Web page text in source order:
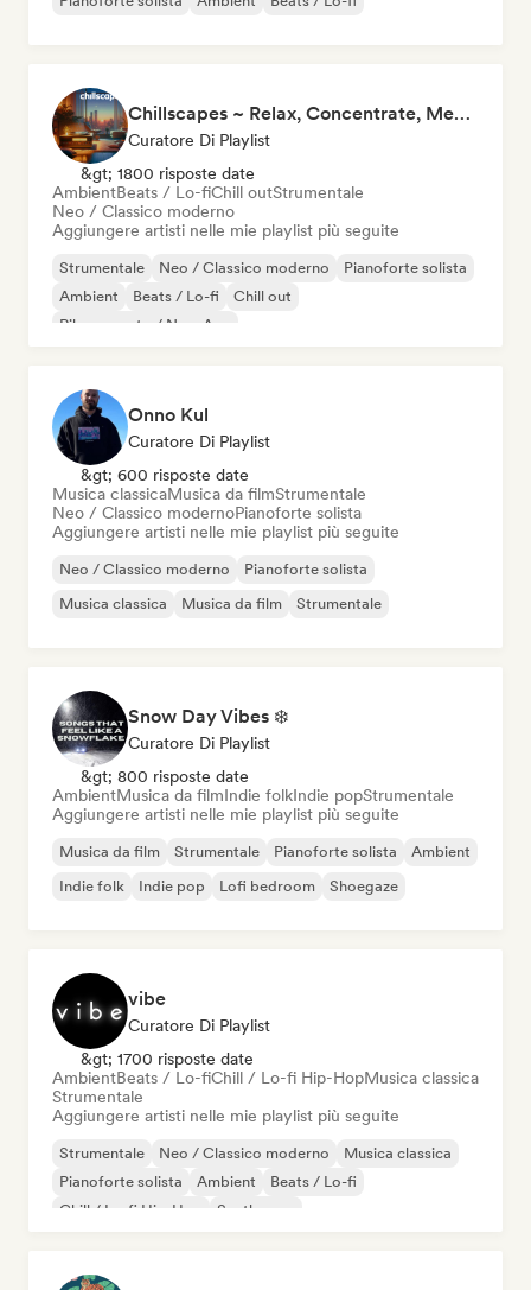
Chillscapes ~ Relax, Concentrate, Meditate, Sleep, Dream
Curatore Di Playlist
&gt; 1800 risposte date
AmbientBeats / Lo-fiChill outStrumentale
Neo / Classico moderno
Aggiungere artisti nelle mie playlist più seguite
Strumentale Neo / Classico moderno
Pianoforte solista
Ambient
Beats / Lo-fi
Chill out
Rilassamento / New Age
Onno Kul
Curatore Di Playlist
&gt; 600 risposte date
Musica classicaMusica da filmStrumentale
Neo / Classico modernoPianoforte solista
Aggiungere artisti nelle mie playlist più seguite
Neo / Classico moderno
Pianoforte solista
Musica classica
Musica da film Strumentale
Snow Day Vibes ❄️
Curatore Di Playlist
&gt; 800 risposte date
AmbientMusica da filmIndie folkIndie popStrumentale
Aggiungere artisti nelle mie playlist più seguite
Musica da film Strumentale Pianoforte solista
Ambient
Indie folk
Indie pop Lofi bedroom Shoegaze
vibe
Curatore Di Playlist
&gt; 1700 risposte date
AmbientBeats / Lo-fiChill / Lo-fi Hip-HopMusica classica
Strumentale
Aggiungere artisti nelle mie playlist più seguite
Strumentale Neo / Classico moderno
Musica classica
Pianoforte solista
Ambient
Beats / Lo-fi
Chill / Lo-fi Hip-Hop
Synthwave